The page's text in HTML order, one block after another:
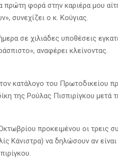
πρώτη φορά στην καριέρα μου
συνεχίζει ο κ. Κούγιας.
σε χιλιάδες υποθέσεις
αναφέρει κλείνοντας.
κατάλογο του Πρωτοδικείου
της Ρούλας Πισπιρίγκου μετά
προκειμένου οι τρεις
Κάνιστρα) να δηλώσουν αν είναι